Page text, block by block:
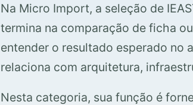
Na Micro Import, a seleção de
termina na comparação de ficha
entender o resultado esperado no
relaciona com arquitetura,
Nesta categoria, sua função é